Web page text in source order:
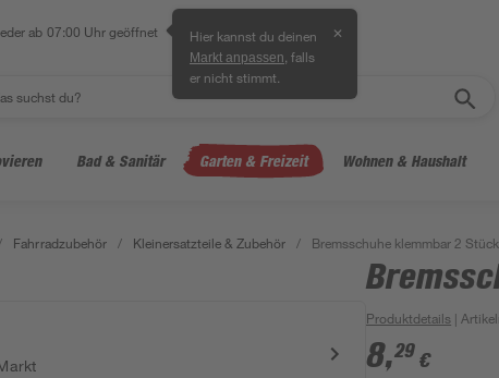
ab 07:00 Uhr geöffnet Hier kannst du deinen
Markt anpassen , falls
er nicht stimmt.
✕
Bad & Sanitär Garten & Freizeit Wohnen & Haushalt
Fahrradzubehör / Kleinersatzteile & Zubehör / Bremsschuhe klemmbar 2 Stück
Produktdetails |
8,29 €